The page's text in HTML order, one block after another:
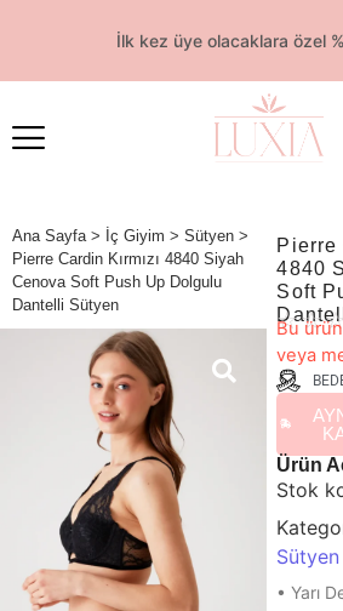
İlk kez üye olacaklara özel
Ana Sayfa > İç Giyim > Sütyen >
Pierre Cardin Kırmızı 4840 Siyah
Cenova Soft Push Up Dolgulu
Dantelli Sütyen
Pierre
4840
Soft
☆☆
Bu
veya
Ürün
Stok
Sütyen
• Yarı